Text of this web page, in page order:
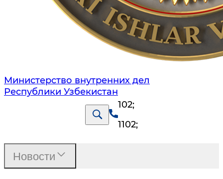
Министерство внутренних дел
Республики Узбекистан
102;
1102;
Новости